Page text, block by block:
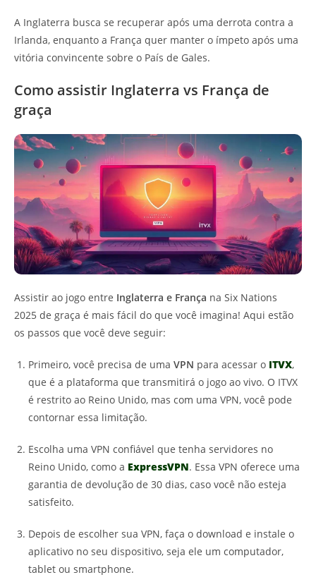
A Inglaterra busca se recuperar após uma derrota contra a
Irlanda, enquanto a França quer manter o ímpeto após uma
vitória convincente sobre o País de Gales.
Como assistir Inglaterra vs França de
graça
Assistir ao jogo entre Inglaterra e França na Six Nations
2025 de graça é mais fácil do que você imagina! Aqui estão
os passos que você deve seguir:
Primeiro, você precisa de uma VPN para acessar o ITVX,
que é a plataforma que transmitirá o jogo ao vivo. O ITVX
é restrito ao Reino Unido, mas com uma VPN, você pode
contornar essa limitação.
Escolha uma VPN confiável que tenha servidores no
Reino Unido, como a ExpressVPN. Essa VPN oferece uma
garantia de devolução de 30 dias, caso você não esteja
satisfeito.
Depois de escolher sua VPN, faça o download e instale o
aplicativo no seu dispositivo, seja ele um computador,
tablet ou smartphone.